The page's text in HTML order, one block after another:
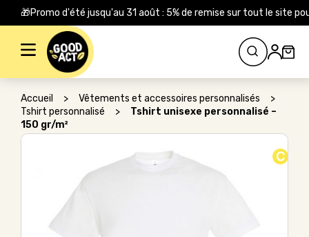
🎁Promo d'été jusqu'au 31 août : 5% de remise sur tout le site
Rechercher :
Accueil > Vêtements et accessoires personnalisés
>
Tshirt personnalisé
>
Tshirt unisexe personnalisé –
150 gr/m²
C